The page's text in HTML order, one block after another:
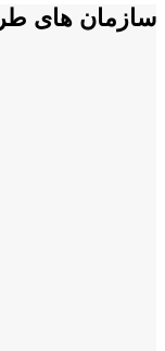
سازمان های